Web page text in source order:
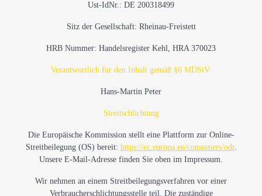
Ust-IdNr.: DE 200318499
Sitz der Gesellschaft: Rheinau-Freistett
HRB Nummer: Handelsregister Kehl, HRA 370023
Verantwortlich für den Inhalt gemäß §6 MDStV:
Hans-Martin Peter
Streitschlichtung
Die Europäische Kommission stellt eine Plattform zur Online-
Streitbeilegung (OS) bereit: https://ec.europa.eu/consumers/odr.
Unsere E-Mail-Adresse finden Sie oben im Impressum.
Wir nehmen an einem Streitbeilegungsverfahren vor einer
Verbraucherschlichtungsstelle teil. Die zuständige